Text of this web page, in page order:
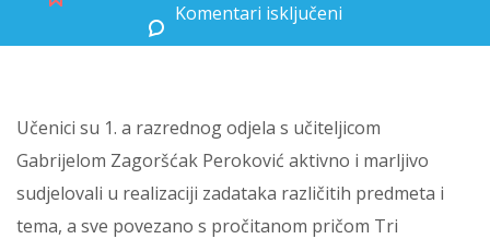
Komentari isključeni
Učenici su 1. a razrednog odjela s učiteljicom
Gabrijelom Zagoršćak Peroković aktivno i marljivo
sudjelovali u realizaciji zadataka različitih predmeta i
tema, a sve povezano s pročitanom pričom Tri